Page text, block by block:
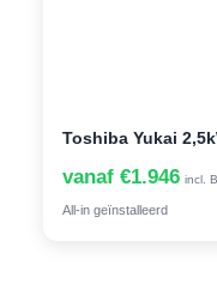
Toshiba Yukai
vanaf €1.946 incl.
All-in geïnstalleerd